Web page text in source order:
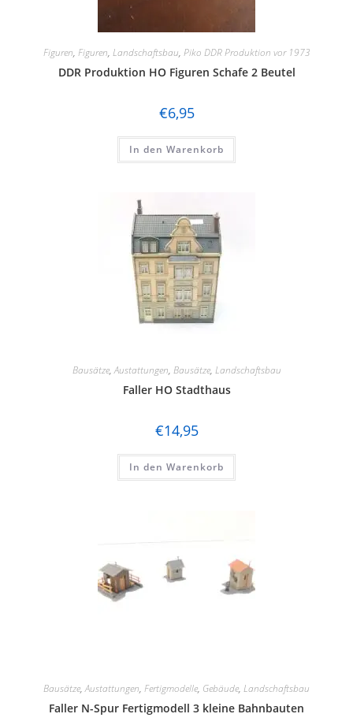
Figuren, Figuren, Landschaftsbau, Piko DDR Produktion vor 1973
DDR Produktion HO Figuren Schafe 2 Beutel
€6,95
In den Warenkorb
Bausätze,Austattungen, Bausätze, Landschaftsbau
Faller HO Stadthaus
€14,95
In den Warenkorb
Bausätze,Austattungen, Fertigmodelle, Gebäude, Landschaftsbau
Faller N-Spur Fertigmodell 3 kleine Bahnbauten